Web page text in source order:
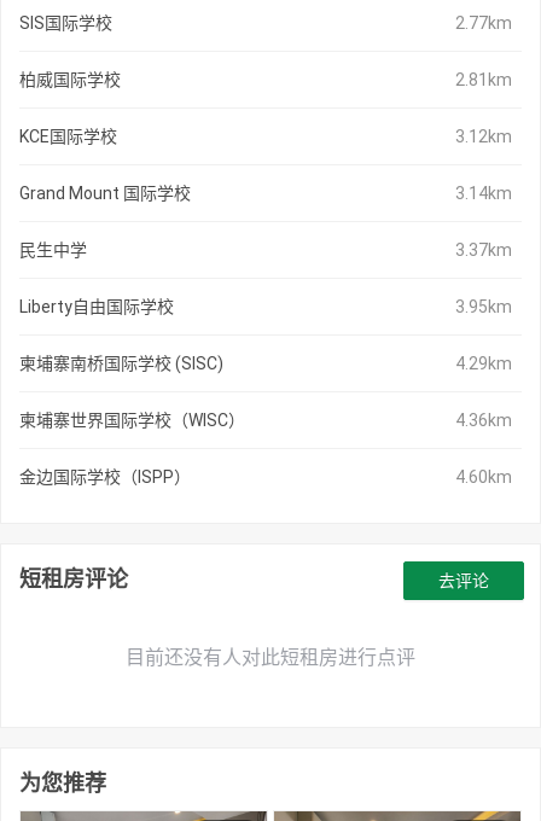
SIS国际学校 2.77km
柏威国际学校 2.81km
KCE国际学校 3.12km
Grand Mount 国际学校 3.14km
民生中学 3.37km
Liberty自由国际学校 3.95km
柬埔寨南桥国际学校 (SISC) 4.29km
柬埔寨世界国际学校（WISC） 4.36km
金边国际学校（ISPP） 4.60km
短租房评论
目前还没有人对此短租房进行点评
去评论
为您推荐